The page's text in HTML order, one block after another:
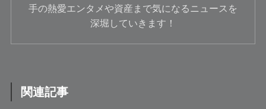
手の熱愛エンタメや資産まで気になるニュースを
深堀していきます！
関連記事